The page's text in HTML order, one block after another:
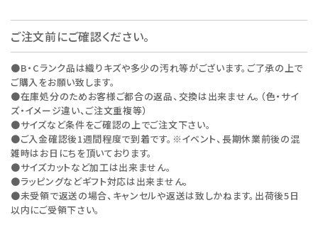
ご注文前にご確認ください。
●B・Cランク品は織りキズや多少の汚れ等がございます。ご了承の上で
ご購入をお願い致します。
●在庫処分のためお客様ご都合の返品、交換は出来ません。（色・サイ
ズ・イメージ違い、ご注文重複等）
●サイズなど条件をご確認の上でご注文下さい。
●ご入金確認後1週間程度で到着です。※イベント、長期休業前後の混
雑時はお日にちを頂いております。
●サイズカットなど加工は出来ません。
●ラッピングなどギフト対応は出来ません。
●未受領で返送の場合、キャンセルや返送は致しかねます。出荷後5日
以内にご受領下さい。